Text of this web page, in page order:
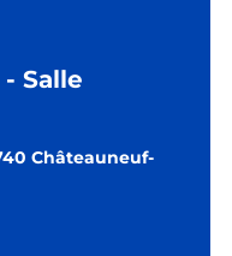
Salle
Châteauneuf-